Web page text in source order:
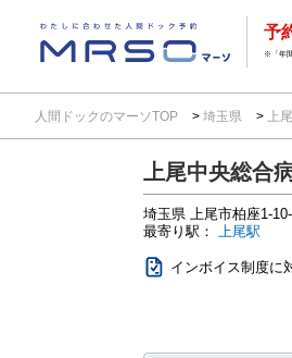
予
※「年
人間ドックのマーソTOP 埼玉県 上
上尾中央総合
埼玉県 上尾市柏座1-
最寄り駅： 上尾駅
インボイス制度に